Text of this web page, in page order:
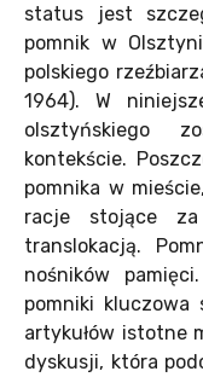
status jest
pomnik w
polskiego
1964). W
olsztyńskiego
kontekście.
pomnika w
racje stojące za
translokacją.
nośników
pomniki kluczowa
artykułów istotne
dyskusji, która